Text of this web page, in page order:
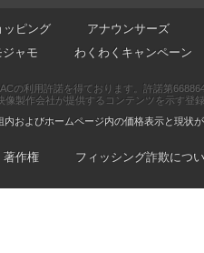
ッピング
アナウンサーズ
ャモ わくわくキャンペーン
の利用許諾を得ております。許諾第
像製作会社が提供するコンテンツを示す登
およびホームページ内の価格表示と現状
著作権 フィッシング詐欺につ